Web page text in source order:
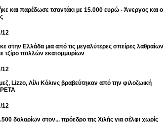
και παρέδωσε τσαντάκι με 15.000 ευρώ - Άνεργος και ο
12
στην Ελλάδα μια από τις μεγαλύτερες σπείρες λαθραίων
τζίρο πολλών εκατομμυρίων
12
Lizzo, Λίλι Κόλινς βραβεύτηκαν από την φιλοζωική
12
δολαρίων στον... πρόεδρο της Χιλής για σέλφι χωρίς